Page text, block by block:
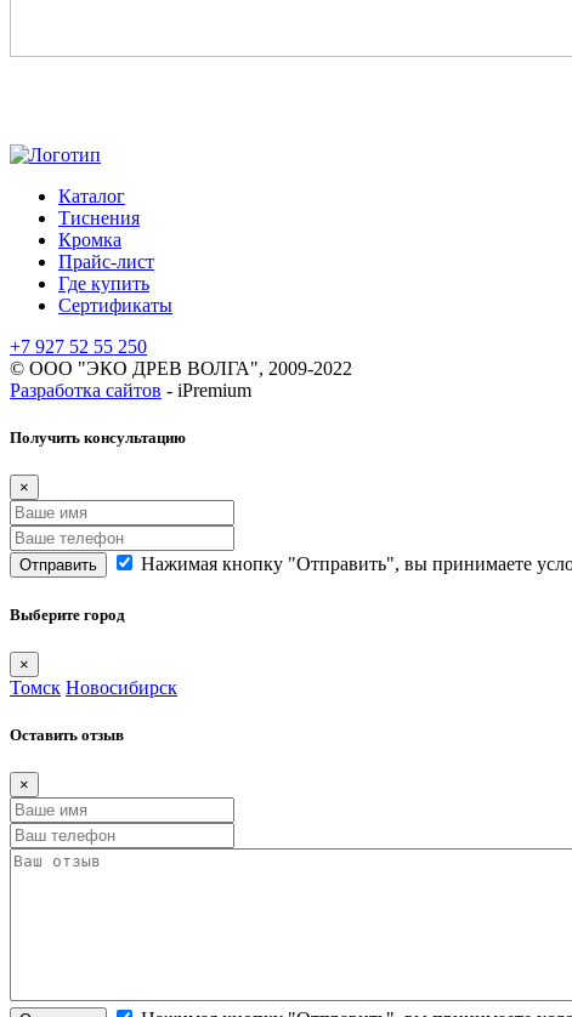
Каталог
Тиснения
Кромка
Прайс-лист
Где купить
Сертификаты
+7 927 52 55 250
© ООО "ЭКО ДРЕВ ВОЛГА", 2009-2022
Разработка сайтов - iPremium
Получить консультацию
×
Отправить Нажимая кнопку "Отправить", вы принимаете
Выберите город
×
Томск Новосибирск
Оставить отзыв
×